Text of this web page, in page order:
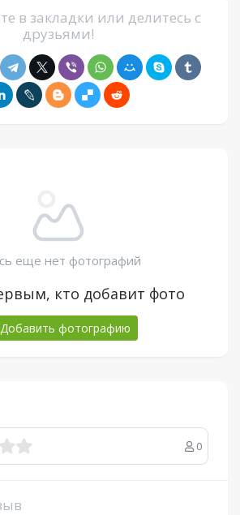
в закладки или делитесь с
друзьями!
еще нет фотографий
кто добавит фото
фотографию
0